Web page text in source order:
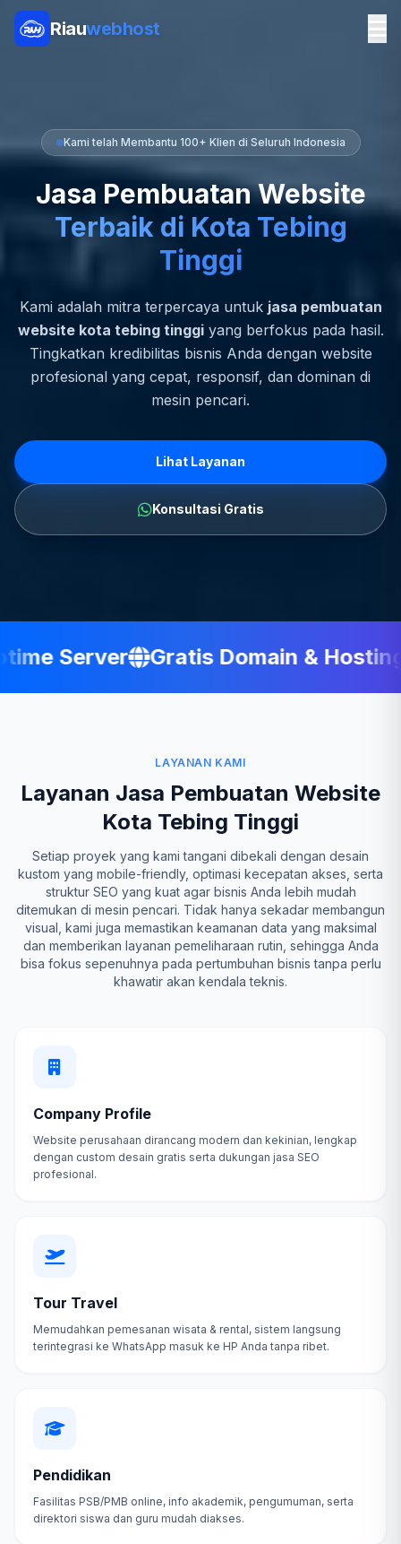
Riauwebhost
Kami telah Membantu 100+ Klien di Seluruh Indonesia
Jasa Pembuatan Website
Terbaik di Kota Tebing
Tinggi
Kami adalah mitra terpercaya untuk jasa pembuatan
website kota tebing tinggiyang berfokus pada hasil.
Tingkatkan kredibilitas bisnis Anda dengan website
profesional yang cepat, responsif, dan dominan di
mesin pencari.
Lihat Layanan
Konsultasi Gratis
Server Gratis Domain & Hosting
LAYANAN KAMI
Layanan Jasa Pembuatan Website
Kota Tebing Tinggi
Setiap proyek yang kami tangani dibekali dengan desain
kustom yang mobile-friendly, optimasi kecepatan akses, serta
struktur SEO yang kuat agar bisnis Anda lebih mudah
ditemukan di mesin pencari. Tidak hanya sekadar membangun
visual, kami juga memastikan keamanan data yang maksimal
dan memberikan layanan pemeliharaan rutin, sehingga Anda
bisa fokus sepenuhnya pada pertumbuhan bisnis tanpa perlu
khawatir akan kendala teknis.
Company Profile
Website perusahaan dirancang modern dan kekinian, lengkap
dengan custom desain gratis serta dukungan jasa SEO
profesional.
Tour Travel
Memudahkan pemesanan wisata & rental, sistem langsung
terintegrasi ke WhatsApp masuk ke HP Anda tanpa ribet.
Pendidikan
Fasilitas PSB/PMB online, info akademik, pengumuman, serta
direktori siswa dan guru mudah diakses.